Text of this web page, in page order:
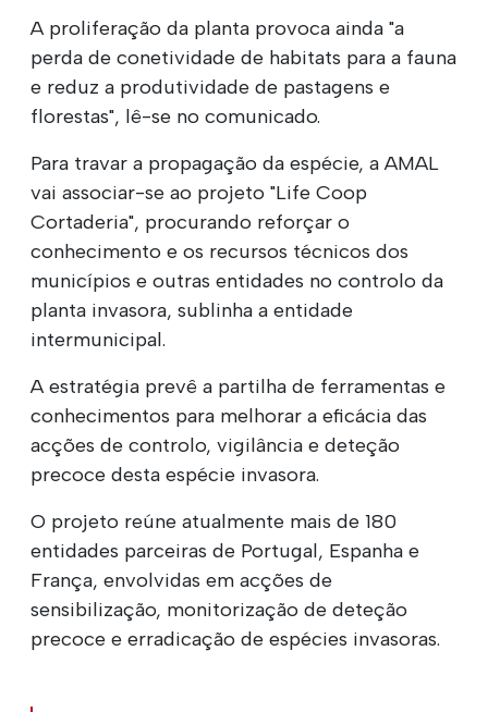
A proliferação da planta provoca ainda "a
perda de conetividade de habitats para a fauna
e reduz a produtividade de pastagens e
florestas", lê-se no comunicado.
Para travar a propagação da espécie, a AMAL
vai associar-se ao projeto "Life Coop
Cortaderia", procurando reforçar o
conhecimento e os recursos técnicos dos
municípios e outras entidades no controlo da
planta invasora, sublinha a entidade
intermunicipal.
A estratégia prevê a partilha de ferramentas e
conhecimentos para melhorar a eficácia das
acções de controlo, vigilância e deteção
precoce desta espécie invasora.
O projeto reúne atualmente mais de 180
entidades parceiras de Portugal, Espanha e
França, envolvidas em acções de
sensibilização, monitorização de deteção
precoce e erradicação de espécies invasoras.